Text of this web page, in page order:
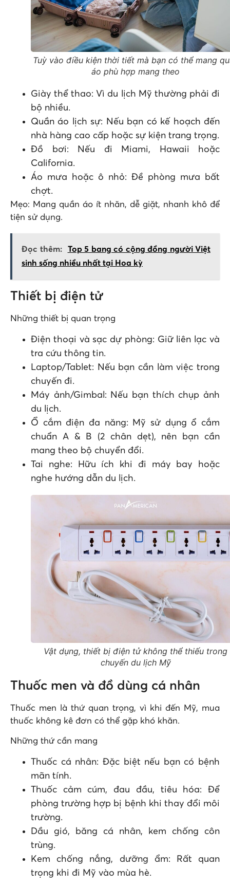
Tuỳ vào điều kiện thời tiết mà bạn có thể mang
áo phù hợp mang theo
Giày thể thao: Vì du lịch Mỹ thường phải đi
bộ nhiều.
Quần áo lịch sự: Nếu bạn có kế hoạch đến
nhà hàng cao cấp hoặc sự kiện trang trọng.
Đồ bơi: Nếu đi Miami, Hawaii hoặc
California.
Áo mưa hoặc ô nhỏ: Đề phòng mưa bất
chợt.
Mẹo: Mang quần áo ít nhăn, dễ giặt, nhanh khô để
tiện sử dụng.
Đọc thêm:
Top 5 bang có cộng đồng người Việt
sinh sống nhiều nhất tại Hoa kỳ
Thiết bị điện tử
Những thiết bị quan trọng
Điện thoại và sạc dự phòng: Giữ liên lạc và
tra cứu thông tin.
Laptop/Tablet: Nếu bạn cần làm việc trong
chuyến đi.
Máy ảnh/Gimbal: Nếu bạn thích chụp ảnh
du lịch.
Ổ cắm điện đa năng: Mỹ sử dụng ổ cắm
chuẩn A & B (2 chân dẹt), nên bạn cần
mang theo bộ chuyển đổi.
Tai nghe: Hữu ích khi đi máy bay hoặc
nghe hướng dẫn du lịch.
Vật dụng, thiết bị điện tử không thể thiếu trong
chuyến du lịch Mỹ
Thuốc men và đồ dùng cá nhân
Thuốc men là thứ quan trọng, vì khi đến Mỹ, mua
thuốc không kê đơn có thể gặp khó khăn.
Những thứ cần mang
Thuốc cá nhân: Đặc biệt nếu bạn có bệnh
mãn tính.
Thuốc cảm cúm, đau đầu, tiêu hóa: Để
phòng trường hợp bị bệnh khi thay đổi môi
trường.
Dầu gió, băng cá nhân, kem chống côn
trùng.
Kem chống nắng, dưỡng ẩm: Rất quan
trọng khi đi Mỹ vào mùa hè.